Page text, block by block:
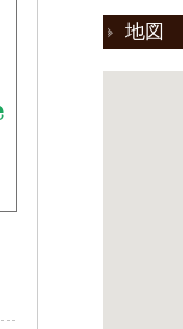
地図